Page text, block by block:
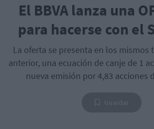
El BBVA lanza una
para hacerse con el
La oferta se presenta en los mismos
anterior, una ecuación de canje de 1
nueva emisión por 4,83 acciones